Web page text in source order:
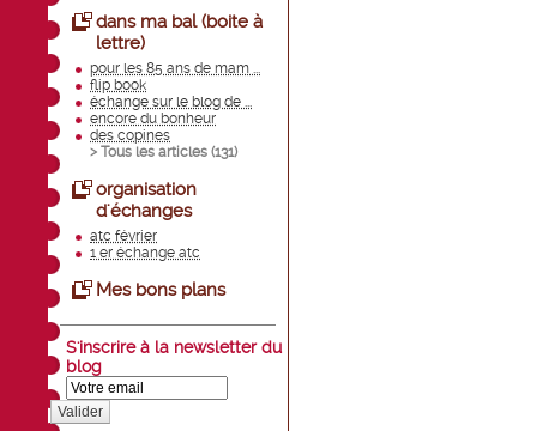
dans ma bal (boite à
lettre)
pour les 85 ans de mam ...
flip book
échange sur le blog de ...
encore du bonheur
des copines
> Tous les articles (131)
organisation
d'échanges
atc février
1 er échange atc
Mes bons plans
S'inscrire à la newsletter du
blog
Valider